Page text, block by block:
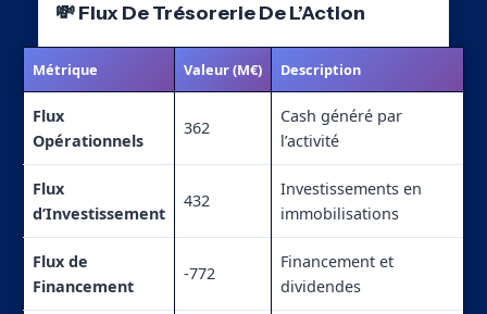
💸 Flux De Trésorerie De L’Action
Métrique Valeur (M€) Description
Flux
Opérationnels
362
Cash généré par
l’activité
Flux
d’Investissement
432
Investissements en
immobilisations
Flux de
Financement
-772
Financement et
dividendes